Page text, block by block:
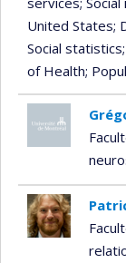
United States;
Social statistics
of Health;